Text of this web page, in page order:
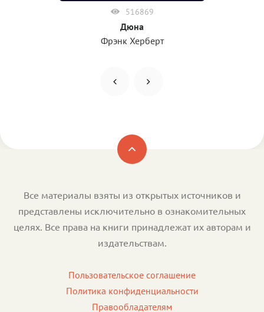
516869
Дюна
Фрэнк Херберт
Все материалы взяты из открытых источников и
представлены исключительно в ознакомительных
целях. Все права на книги принадлежат их авторам и
издательствам.
Пользовательское соглашение
Политика конфиденциальности
Правообладателям